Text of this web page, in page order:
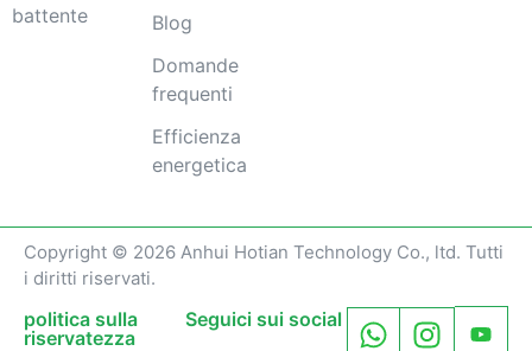
battente
Blog
Domande
frequenti
Efficienza
energetica
Copyright © 2026 Anhui Hotian Technology Co., ltd. Tutti
i diritti riservati.
politica sulla
riservatezza
Seguici sui social